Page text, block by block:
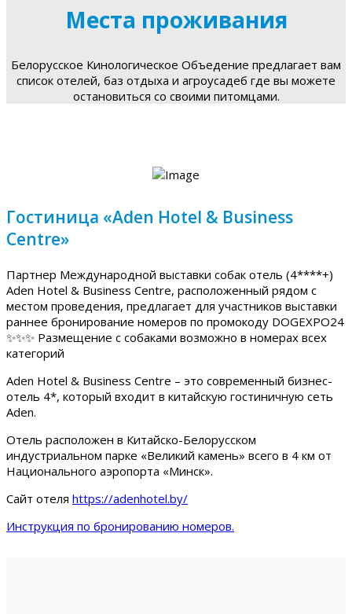
Места проживания
Белорусское Кинологическое Объедение предлагает вам
список отелей, баз отдыха и агроусадеб где вы можете
остановиться со своими питомцами.
Гостиница «Aden Hotel & Business
Centre»
Партнер Международной выставки собак отель (4****+)
Aden Hotel & Business Centre, расположенный рядом с
местом проведения, предлагает для участников выставки
раннее бронирование номеров по промокоду DOGEXPO24
✨✨✨ Размещение с собаками возможно в номерах всех
категорий
Aden Hotel & Business Centre – это современный бизнес-
отель 4*, который входит в китайскую гостиничную сеть
Aden.
Отель расположен в Китайско-Белорусском
индустриальном парке «Великий камень» всего в 4 км от
Национального аэропорта «Минск».
Сайт отеля https://adenhotel.by/
Инструкция по бронированию номеров.